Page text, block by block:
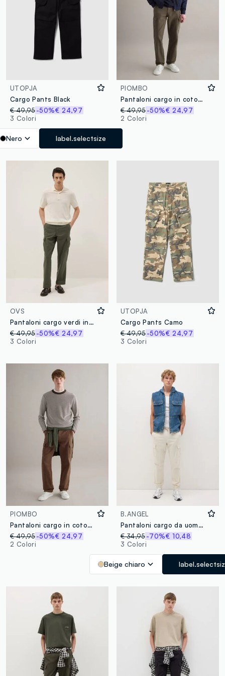
UTOPJA
Cargo Pants Black
€ 49,95-50%€ 24,97
3 Colori
Nero label.selectsize
PIOMBO
Pantaloni cargo in cotone e lino verdi regular fit
€ 49,95 -50%€ 24,97
2 Colori
OVS
Pantaloni cargo verdi in misto lino e cotone regular fit
€ 49,95-50%€ 24,97
3 Colori
UTOPJA
Cargo Pants Camo
€ 49,95 -50%€ 24,97
3 Colori
PIOMBO
Pantaloni cargo in cotone e lino marroni regular fit
€ 49,95-50%€ 24,97
2 Colori
B.ANGEL
Pantaloni cargo da uomo in cotone elasticizzato beige regular fit
€ 34,95 -70%€ 10,48
3 Colori
Beige chiaro